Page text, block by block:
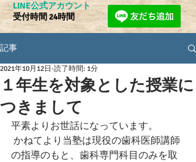
​LINE公式アカウント
受付時間 24時間
記事
１年生を対象とした授業に
つきまして
2021年10月12日 読了時間: 1分
平素よりお世話になっています。
の指導のもと、歯科専門科目のみを取